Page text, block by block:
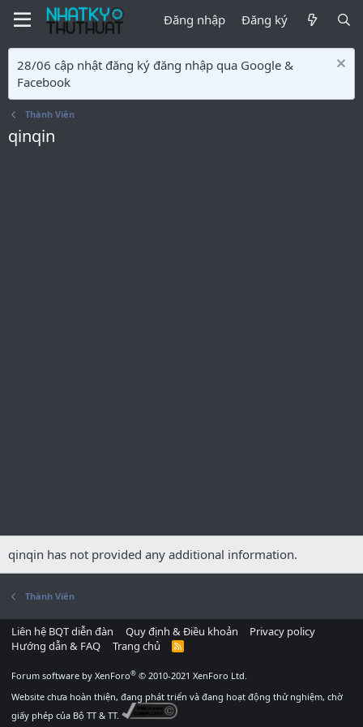
Đăng nhập Đăng ký
28/06 cập nhật đăng ký đăng nhập qua Google &
Facebook
Thành Viên
qinqin
qinqin has not provided any additional information.
Thành Viên
Liên hệ BQT diễn đàn Quy định & Điều khoản
Privacy policy
Hướng dẫn & FAQ
Trang chủ
R
Forum software by XenForo® © 2010-2021 XenForo Ltd.
Website chưa hoàn thiện, đang phát triển và đang hoạt động thử nghiệm, chờ
giấy phép của Bộ TT & TT.